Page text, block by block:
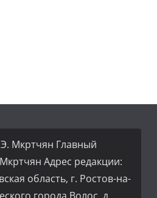
Мкртчян Главный
Адрес редакции:
область, г. Ростов-на-